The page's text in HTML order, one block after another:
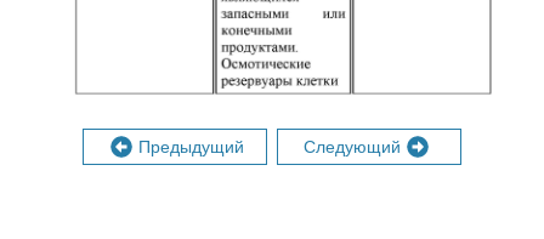
Предыдущий Следующий